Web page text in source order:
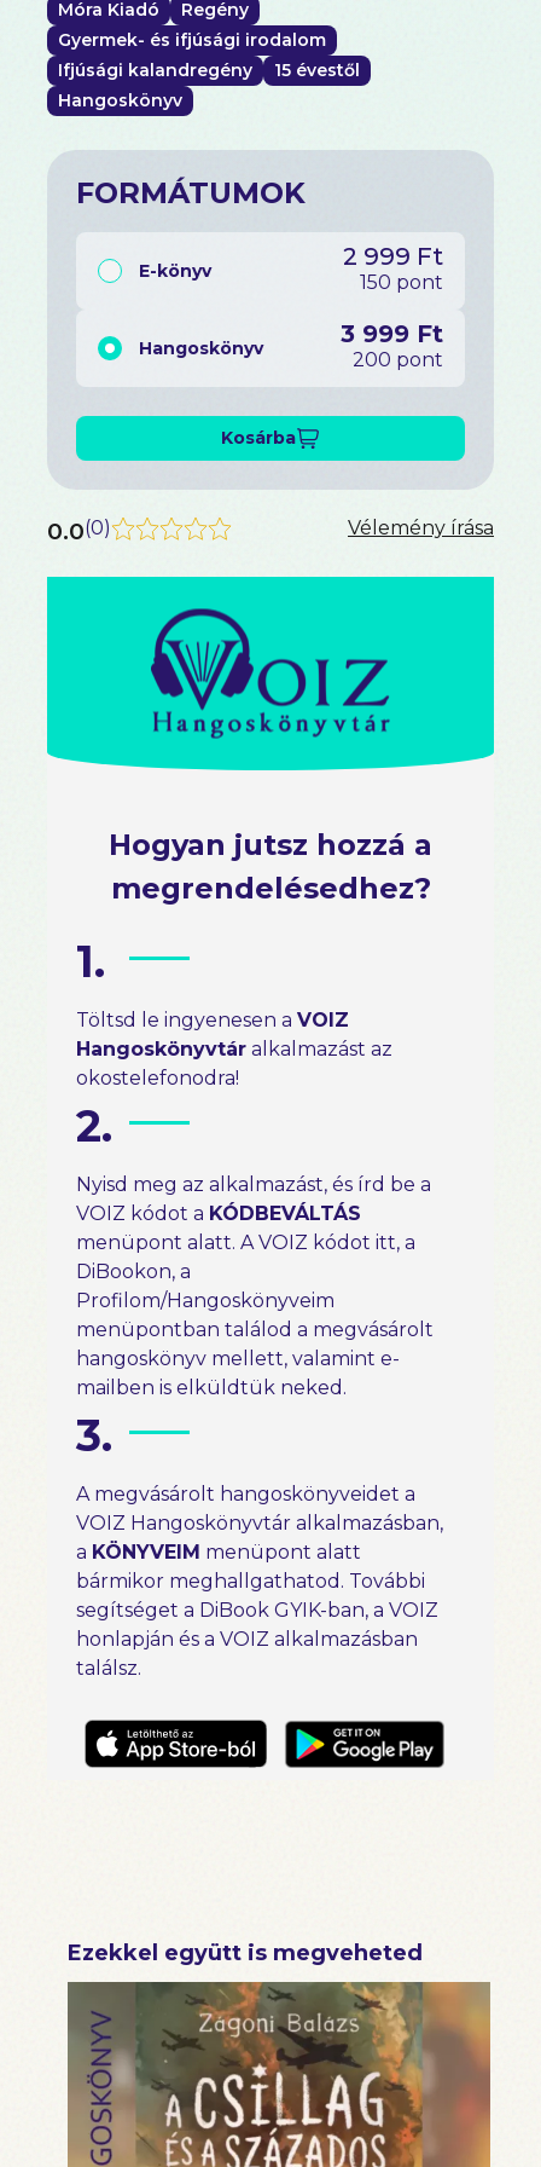
Móra Kiadó
Regény
Gyermek- és ifjúsági irodalom
Ifjúsági kalandregény
15 évestől
Hangoskönyv
FORMÁTUMOK
E-könyv 2 999 Ft
150 pont
Hangoskönyv 3 999 Ft
200 pont
Kosárba
0.0(0) Vélemény írása
Hogyan jutsz hozzá a
megrendelésedhez?
1.
Töltsd le ingyenesen a VOIZ
Hangoskönyvtár alkalmazást az
okostelefonodra!
2.
Nyisd meg az alkalmazást, és írd be a
VOIZ kódot a KÓDBEVÁLTÁS
menüpont alatt. A VOIZ kódot itt, a
DiBookon, a
Profilom/Hangoskönyveim
menüpontban találod a megvásárolt
hangoskönyv mellett, valamint e-
mailben is elküldtük neked.
3.
A megvásárolt hangoskönyveidet a
VOIZ Hangoskönyvtár alkalmazásban,
a KÖNYVEIM menüpont alatt
bármikor meghallgathatod. További
segítséget a DiBook GYIK-ban, a VOIZ
honlapján és a VOIZ alkalmazásban
találsz.
Ezekkel együtt is megveheted